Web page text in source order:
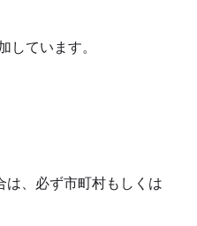
しています。
は、必ず市町村もしくは